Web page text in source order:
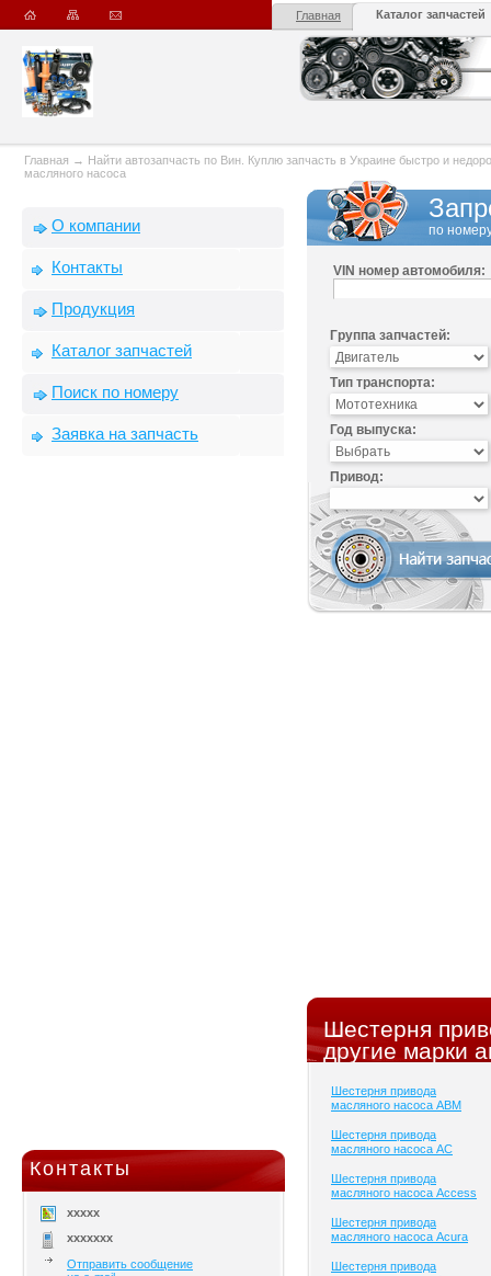
Главная Каталог запчастей
Главная → Найти автозапчасть по Вин. Куплю запчасть в Украине быстро и
масляного насоса
О компании
Контакты
Продукция
Каталог запчастей
Поиск по номеру
Заявка на запчасть
Контакты
xxxxx
xxxxxxx
Отправить сообщение
по
VIN номер автомобиля:
Группа запчастей:
Тип транспорта:
Год выпуска:
Привод:
Шестерня
другие марки
Шестерня привода
масляного насоса ABM
Шестерня привода
масляного насоса AC
Шестерня привода
масляного насоса Access
Шестерня привода
масляного насоса Acura
Шестерня привода